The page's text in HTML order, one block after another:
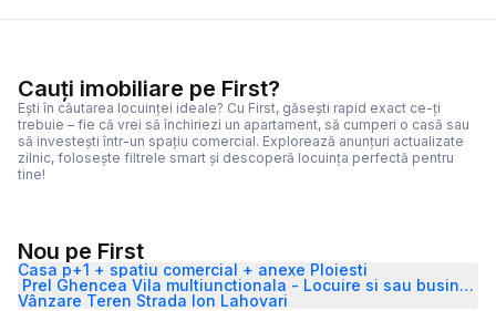
Cauți imobiliare pe First?
Ești în căutarea locuinței ideale? Cu First, găsești rapid exact ce-ți
trebuie – fie că vrei să închiriezi un apartament, să cumperi o casă sau
să investești într-un spațiu comercial. Explorează anunțuri actualizate
zilnic, folosește filtrele smart și descoperă locuința perfectă pentru
tine!
Nou pe First
Casa p+1 + spatiu comercial + anexe Ploiesti
Prel Ghencea Vila multiunctionala - Locuire si sau business
Vânzare Teren Strada Ion Lahovari